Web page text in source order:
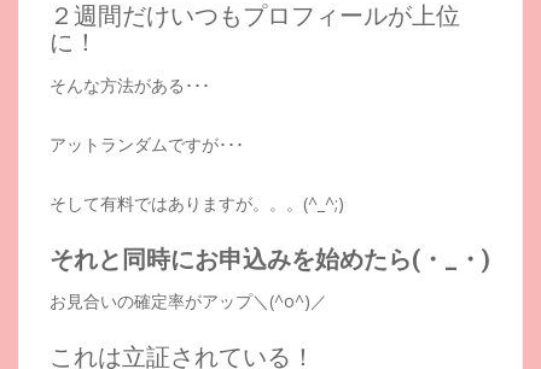
２週間だけいつもプロフィールが上位
に！
そんな方法がある･･･
アットランダムですが･･･
そして有料ではありますが。。。(^_^;)
それと同時にお申込みを始めたら(・_・)
お見合いの確定率がアップ＼(^o^)／
これは立証されている！